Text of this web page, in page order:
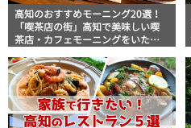
高知のおすすめモーニング20選！
「喫茶店の街」高知で美味しい喫
茶店・カフェモーニングをいただ